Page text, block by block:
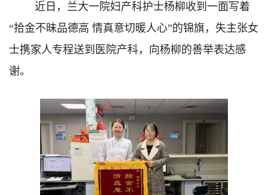
近日，兰大一院妇产科护士杨柳收到一面写着
“拾金不昧品德高 情真意切暖人心”的锦旗，失主张女
士携家人专程送到医院产科，向杨柳的善举表达感
谢。